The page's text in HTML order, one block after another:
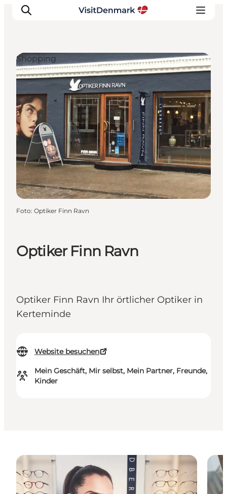
Inspiration
Regionen
Erlebnisse
Unterkünfte
Reiseplanung
Optiker Finn Ravn
Optiker Finn Ravn Ihr örtlicher Optiker in
Kerteminde
Website besuchen
Mein Geschäft, Mir selbst, Mein Partner, Freunde,
Kinder
Shopping
Foto: Optiker Finn Ravn